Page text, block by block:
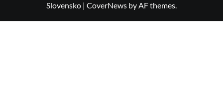
Slovensko | CoverNews by AF themes.